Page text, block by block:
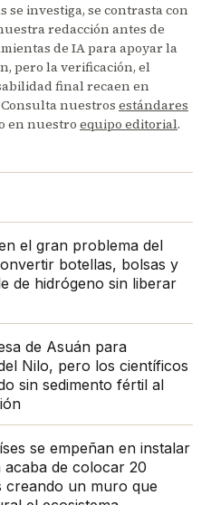
se investiga, se contrasta con
redacción antes de
de IA para apoyar la
pero la verificación, el
final recaen en
nuestros estándares
en nuestro equipo editorial.
el gran problema del
botellas, bolsas y
de hidrógeno sin liberar
de Asuán para
Nilo, pero los científicos
sin sedimento fértil al
se empeñan en instalar
de colocar 20
creando un muro que